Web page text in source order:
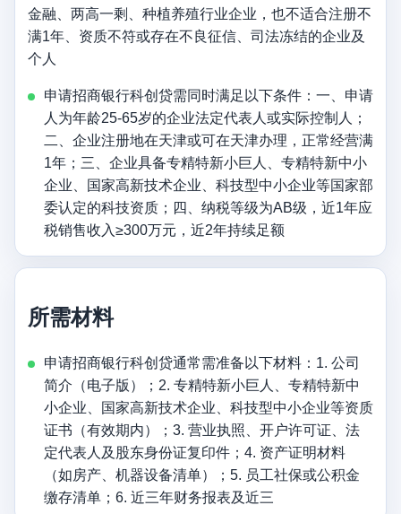
金融、两高一剩、种植养殖行业企业，也不适合注册不
满1年、资质不符或存在不良征信、司法冻结的企业及
个人
申请招商银行科创贷需同时满足以下条件：一、申请
人为年龄25-65岁的企业法定代表人或实际控制人；
二、企业注册地在天津或可在天津办理，正常经营满
1年；三、企业具备专精特新小巨人、专精特新中小
企业、国家高新技术企业、科技型中小企业等国家部
委认定的科技资质；四、纳税等级为AB级，近1年应
税销售收入≥300万元，近2年持续足额
所需材料
申请招商银行科创贷通常需准备以下材料：1. 公司
简介（电子版）；2. 专精特新小巨人、专精特新中
小企业、国家高新技术企业、科技型中小企业等资质
证书（有效期内）；3. 营业执照、开户许可证、法
定代表人及股东身份证复印件；4. 资产证明材料
（如房产、机器设备清单）；5. 员工社保或公积金
缴存清单；6. 近三年财务报表及近三